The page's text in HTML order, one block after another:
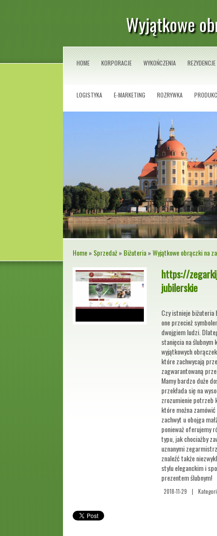
Wyjątkowe
HOME KORPORACJE WYKOŃCZENIA REZYDENCJE
LOGISTYKA E-MARKETING ROZRYWKA
Home» Sprzedaż» Biżuteria»Wyjątkowe obrączki na
https://
jubilerskie
Czy istnieje biżuteria
one przecież
dwojgiem ludzi.
stanięcia na
wyjątkowych
które zachwycają
zagwarantowaną
Mamy bardzo duże
przekłada się na
zrozumienie potrzeb
które można
zachwyt u obojga
ponieważ oferujemy
typu, jak chociażby
uznanymi
znaleźć także
stylu eleganckim i
prezentem ślubnym!
2018-11-29 |